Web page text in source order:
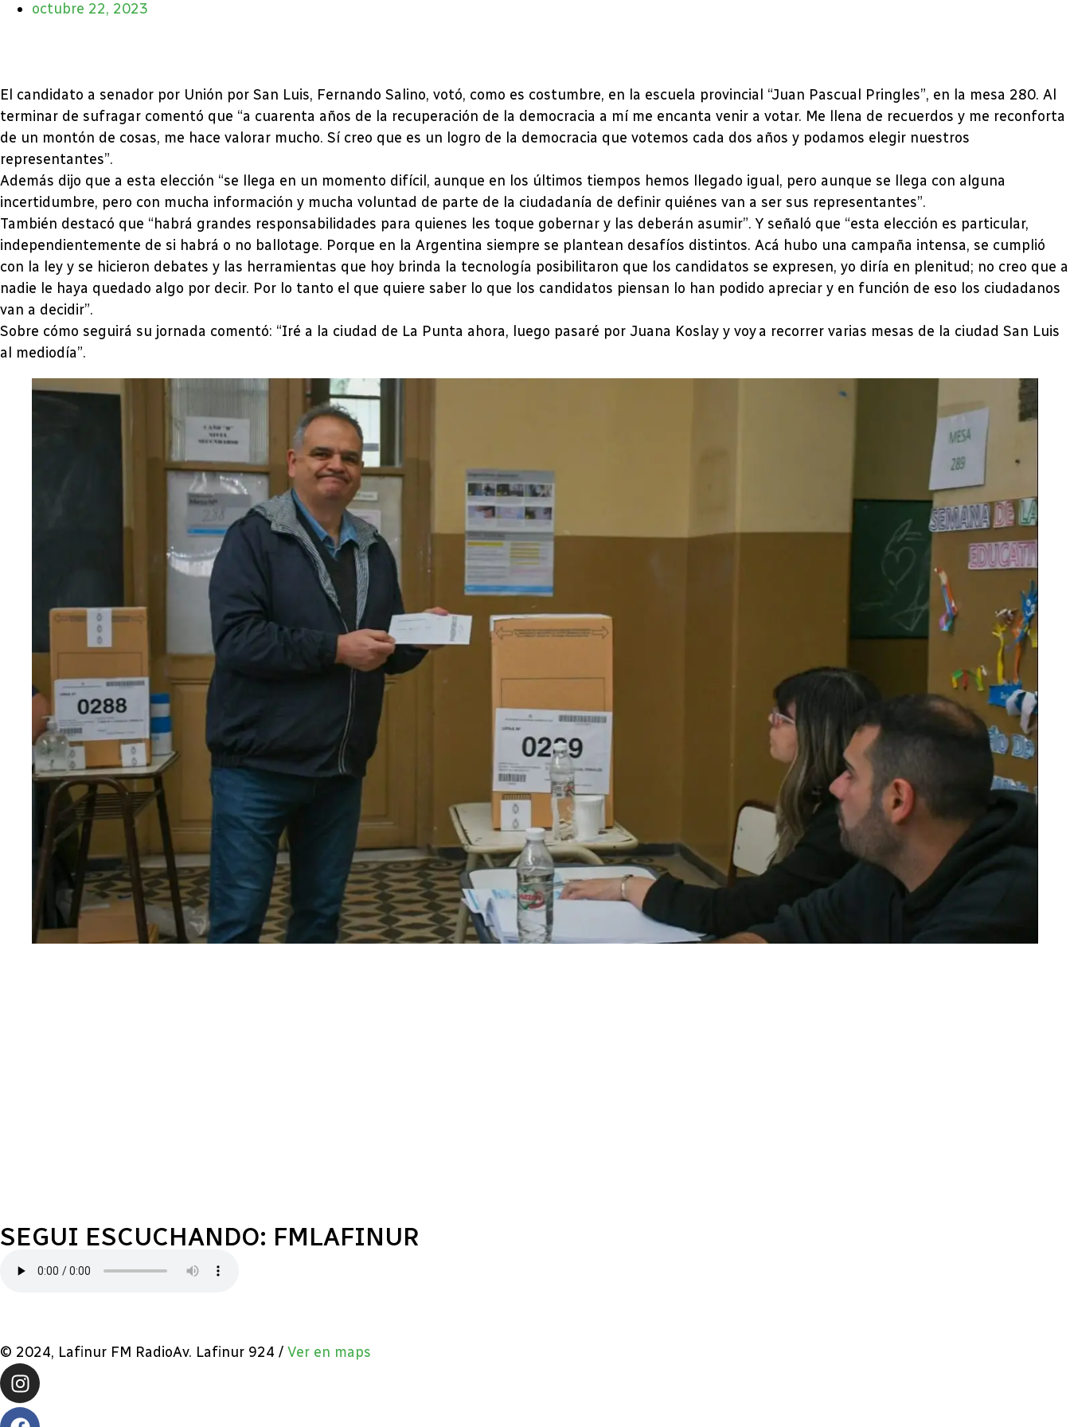
octubre 22, 2023
El candidato a senador por Unión por San Luis, Fernando Salino, votó, como es costumbre, en la escuela provincial “Juan Pascual Pringles”, en la mesa 280. Al
terminar de sufragar comentó que “a cuarenta años de la recuperación de la democracia a mí me encanta venir a votar. Me llena de recuerdos y me reconforta
de un montón de cosas, me hace valorar mucho. Sí creo que es un logro de la democracia que votemos cada dos años y podamos elegir nuestros
representantes”.
Además dijo que a esta elección “se llega en un momento difícil, aunque en los últimos tiempos hemos llegado igual, pero aunque se llega con alguna
incertidumbre, pero con mucha información y mucha voluntad de parte de la ciudadanía de definir quiénes van a ser sus representantes”.
También destacó que “habrá grandes responsabilidades para quienes les toque gobernar y las deberán asumir”. Y señaló que “esta elección es particular,
independientemente de si habrá o no ballotage. Porque en la Argentina siempre se plantean desafíos distintos. Acá hubo una campaña intensa, se cumplió
con la ley y se hicieron debates y las herramientas que hoy brinda la tecnología posibilitaron que los candidatos se expresen, yo diría en plenitud; no creo que a
nadie le haya quedado algo por decir. Por lo tanto el que quiere saber lo que los candidatos piensan lo han podido apreciar y en función de eso los ciudadanos
van a decidir”.
Sobre cómo seguirá su jornada comentó: “Iré a la ciudad de La Punta ahora, luego pasaré por Juana Koslay y voy a recorrer varias mesas de la ciudad San Luis
al mediodía”.
SEGUI ESCUCHANDO: FMLAFINUR
© 2024, Lafinur FM RadioAv. Lafinur 924 / Ver en maps